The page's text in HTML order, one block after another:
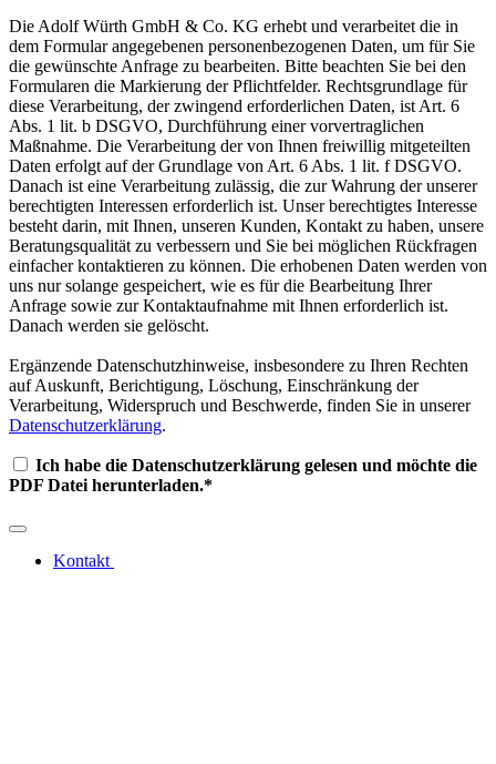
Die Adolf Würth GmbH & Co. KG erhebt und verarbeitet die in
dem Formular angegebenen personenbezogenen Daten, um für Sie
die gewünschte Anfrage zu bearbeiten. Bitte beachten Sie bei den
Formularen die Markierung der Pflichtfelder. Rechtsgrundlage für
diese Verarbeitung, der zwingend erforderlichen Daten, ist Art. 6
Abs. 1 lit. b DSGVO, Durchführung einer vorvertraglichen
Maßnahme. Die Verarbeitung der von Ihnen freiwillig mitgeteilten
Daten erfolgt auf der Grundlage von Art. 6 Abs. 1 lit. f DSGVO.
Danach ist eine Verarbeitung zulässig, die zur Wahrung der unserer
berechtigten Interessen erforderlich ist. Unser berechtigtes Interesse
besteht darin, mit Ihnen, unseren Kunden, Kontakt zu haben, unsere
Beratungsqualität zu verbessern und Sie bei möglichen Rückfragen
einfacher kontaktieren zu können. Die erhobenen Daten werden von
uns nur solange gespeichert, wie es für die Bearbeitung Ihrer
Anfrage sowie zur Kontaktaufnahme mit Ihnen erforderlich ist.
Danach werden sie gelöscht.
Ergänzende Datenschutzhinweise, insbesondere zu Ihren Rechten
auf Auskunft, Berichtigung, Löschung, Einschränkung der
Verarbeitung, Widerspruch und Beschwerde, finden Sie in unserer
Datenschutzerklärung.
Ich habe die Datenschutzerklärung gelesen und möchte die
PDF Datei herunterladen.*
Kontakt